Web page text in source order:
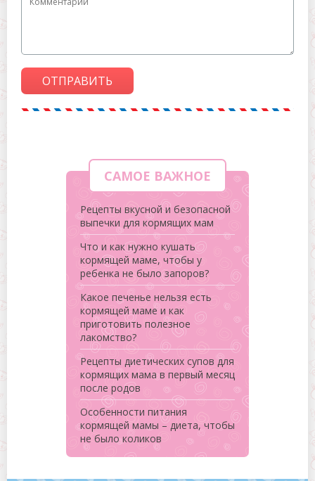
ОТПРАВИТЬ
САМОЕ ВАЖНОЕ
Рецепты вкусной и безопасной
выпечки для кормящих мам
Что и как нужно кушать
кормящей маме, чтобы у
ребенка не было запоров?
Какое печенье нельзя есть
кормящей маме и как
приготовить полезное
лакомство?
Рецепты диетических супов для
кормящих мама в первый месяц
после родов
Особенности питания
кормящей мамы – диета, чтобы
не было коликов